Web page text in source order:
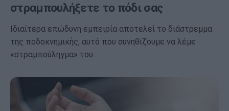
στραμπουλήξετε το πόδι σας
Ιδιαίτερα επώδυνη εμπειρία αποτελεί το διάστρεμμα
της ποδοκνημικής, αυτό που συνηθίζουμε να λέμε
«στραμπούληγμα» του…